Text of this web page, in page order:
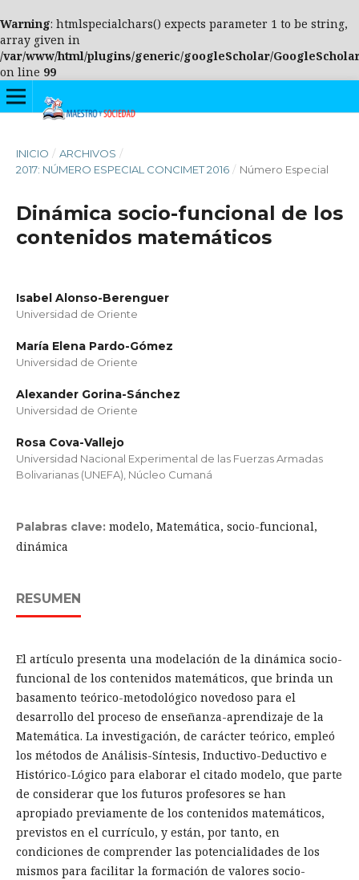
Warning: htmlspecialchars() expects parameter 1 to be string,
array given in
/var/www/html/plugins/generic/googleScholar/
on line 99
INICIO / ARCHIVOS /
2017: NÚMERO ESPECIAL CONCIMET 2016 / Número Especial
Dinámica socio-funcional de los
contenidos matemáticos
Isabel Alonso-Berenguer
Universidad de Oriente
María Elena Pardo-Gómez
Universidad de Oriente
Alexander Gorina-Sánchez
Universidad de Oriente
Rosa Cova-Vallejo
Universidad Nacional Experimental de las Fuerzas Armadas
Bolivarianas (UNEFA), Núcleo Cumaná
Palabras clave: modelo, Matemática, socio-funcional,
dinámica
RESUMEN
El artículo presenta una modelación de la dinámica socio-
funcional de los contenidos matemáticos, que brinda un
basamento teórico-metodológico novedoso para el
desarrollo del proceso de enseñanza-aprendizaje de la
Matemática. La investigación, de carácter teórico, empleó
los métodos de Análisis-Síntesis, Inductivo-Deductivo e
Histórico-Lógico para elaborar el citado modelo, que parte
de considerar que los futuros profesores se han
apropiado previamente de los contenidos matemáticos,
previstos en el currículo, y están, por tanto, en
condiciones de comprender las potencialidades de los
mismos para facilitar la formación de valores socio-